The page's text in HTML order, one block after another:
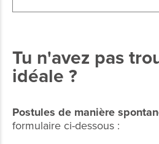
Tu n'avez pas
idéale ?
Postules de manière
formulaire ci-dessous :